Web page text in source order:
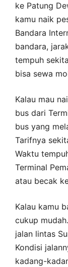
ke Patung
kamu naik
Bandara
bandara,
tempuh
bisa sewa
Kalau mau
bus dari
bus yang
Tarifnya
Waktu
Terminal
atau becak
Kalau kamu
cukup
jalan lintas
Kondisi
kadang-